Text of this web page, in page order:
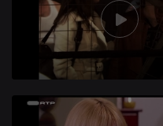
804493